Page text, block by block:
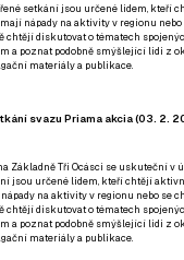
setkání jsou určené lidem, kteří
nápady na aktivity v regionu nebo
chtějí diskutovat o tématech
a poznat podobně smýšlející lidi z
materiály a publikace.
svazu Priama akcia (03. 2.
Základně Tři Ocásci se uskuteční v
jsou určené lidem, kteří chtějí
na aktivity v regionu nebo se
chtějí diskutovat o tématech
a poznat podobně smýšlející lidi z
materiály a publikace.